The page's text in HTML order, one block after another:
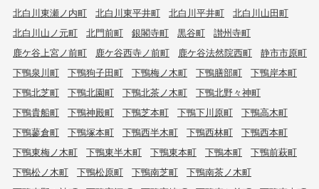
北白川東瀬ノ内町
北白川東平井町 北白川平井町
北白川山田町
北白川山ノ元町
北門前町 銀閣寺町 黒谷町
讃州寺町
鹿ケ谷上宮ノ前町
鹿ケ谷西寺ノ前町 鹿ケ谷法然院西町
静市市原町
下鴨泉川町
下鴨狗子田町 下鴨梅ノ木町 下鴨膳部町
下鴨岸本町
下鴨北芝町
下鴨北園町 下鴨北茶ノ木町
下鴨北野々神町
下鴨貴船町
下鴨神殿町 下鴨芝本町 下鴨下川原町
下鴨高木町
下鴨蓼倉町
下鴨塚本町 下鴨西半木町 下鴨西林町
下鴨西本町
下鴨東梅ノ木町
下鴨東半木町 下鴨東本町 下鴨本町
下鴨前萩町
下鴨松ノ木町
下鴨松原町 下鴨南芝町
下鴨南茶ノ木町